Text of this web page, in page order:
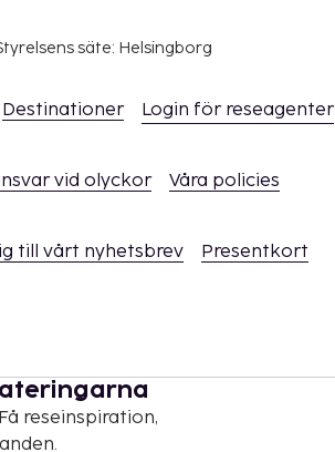
säte: Helsingborg
Destinationer Login för reseagenter
vid olyckor Våra policies
till vårt nyhetsbrev Presentkort
reseinspiration,